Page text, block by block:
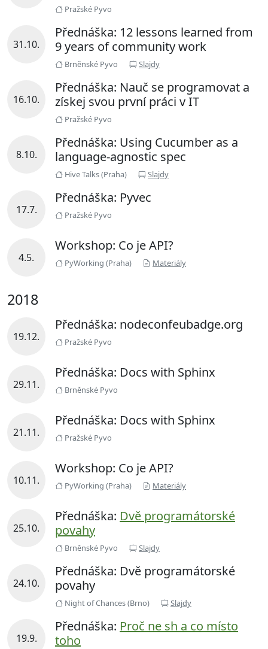
Pražské Pyvo
31.10.
Přednáška: 12 lessons learned from
9 years of community work
Brněnské Pyvo Slajdy
16.10.
Přednáška: Nauč se programovat a
získej svou první práci v IT
Pražské Pyvo
8.10.
Přednáška: Using Cucumber as a
language-agnostic spec
Hive Talks (Praha) Slajdy
17.7.
Přednáška: Pyvec
Pražské Pyvo
4.5.
Workshop: Co je API?
PyWorking (Praha) Materiály
2018
19.12.
Přednáška: nodeconfeubadge.org
Pražské Pyvo
29.11.
Přednáška: Docs with Sphinx
Brněnské Pyvo
21.11.
Přednáška: Docs with Sphinx
Pražské Pyvo
10.11.
Workshop: Co je API?
PyWorking (Praha) Materiály
25.10.
Přednáška: Dvě programátorské
povahy
Brněnské Pyvo Slajdy
24.10.
Přednáška: Dvě programátorské
povahy
Night of Chances (Brno) Slajdy
19.9.
Přednáška: Proč ne sh a co místo
toho